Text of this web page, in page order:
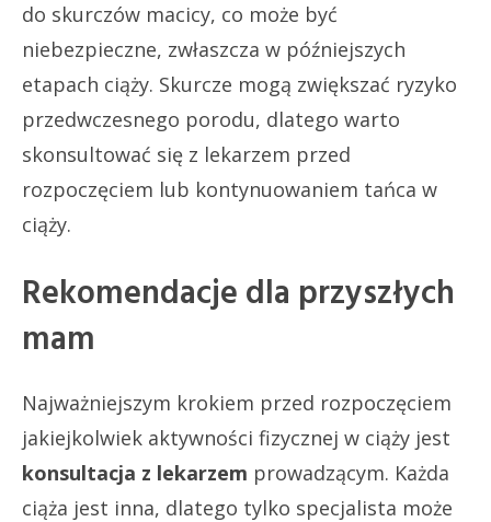
do skurczów macicy, co może być
niebezpieczne, zwłaszcza w późniejszych
etapach ciąży. Skurcze mogą zwiększać ryzyko
przedwczesnego porodu, dlatego warto
skonsultować się z lekarzem przed
rozpoczęciem lub kontynuowaniem tańca w
ciąży.
Rekomendacje dla przyszłych
mam
Najważniejszym krokiem przed rozpoczęciem
jakiejkolwiek aktywności fizycznej w ciąży jest
konsultacja z lekarzem prowadzącym. Każda
ciąża jest inna, dlatego tylko specjalista może